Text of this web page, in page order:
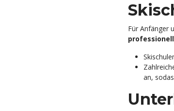
Für Anfänger
an,